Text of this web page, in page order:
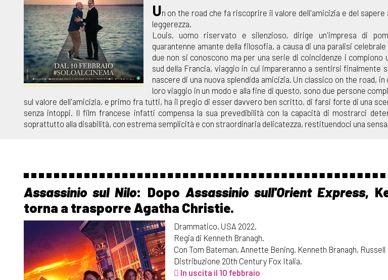
Un on the road che fa riscoprire il valore dell'amicizia e del
leggerezza.
Louis, uomo riservato e silenzioso, dirige un'impresa di
quarantenne amante della filosofia, a causa di una paralisi
due non si conoscono ma per una serie di coincidenze i compiono
sud della Francia, viaggio in cui impareranno a sentirsi finalmente
nascere di una nuova splendida amicizia. Un classico on the road,
loro viaggio in un modo e alla fine di questo, sono due persone
sul valore dell'amicizia, e primo fra tutti, ha il pregio di esser davvero ben scritto, di farsi forte di una
senza intoppi. Il film francese infatti compensa la sua prevedibilità con la capacità di mostrarci
soprattutto alla disabilità, con estrema semplicità e con straordinaria delicatezza, restituendoci una
Assassinio sul Nilo: Dopo Assassinio sull'Orient Express,
torna a trasporre Agatha Christie.
Drammatico, USA 2022.
Regia di Kenneth Branagh.
Con Tom Bateman, Annette Bening, Kenneth Branagh, Russell
Distribuzione 20th Century Fox Italia.
In uscita il 10 febbraio